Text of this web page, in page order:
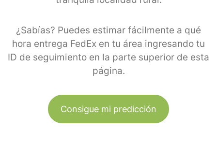
¿Sabías? Puedes estimar fácilmente a qué
hora entrega FedEx en tu área ingresando tu
ID de seguimiento en la parte superior de esta
página.
Consigue mi predicción